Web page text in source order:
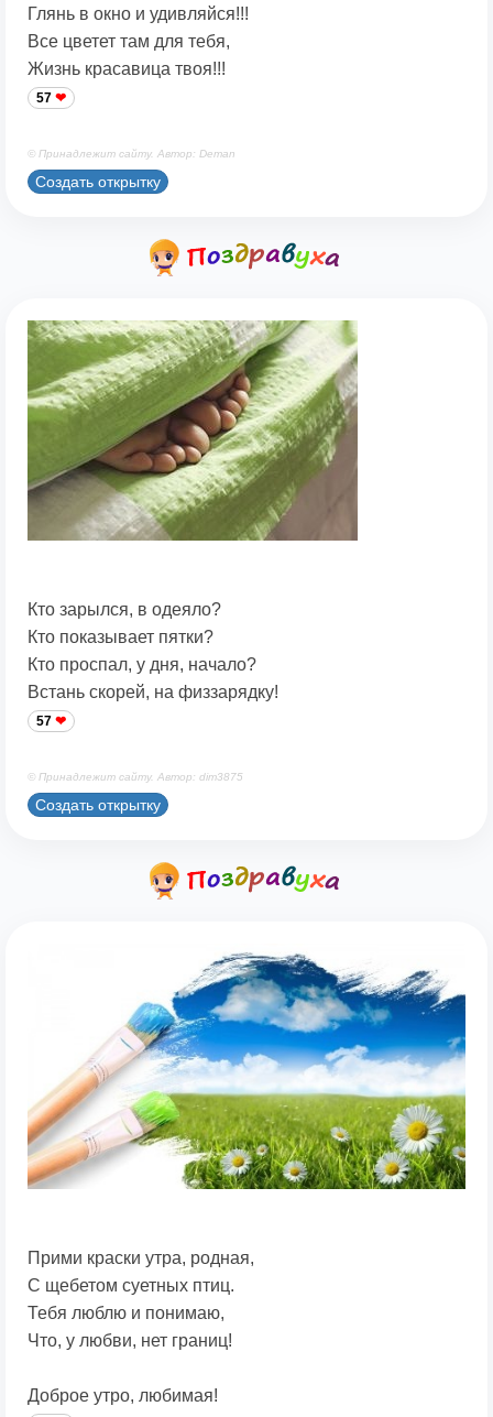
Глянь в окно и удивляйся!!!
Все цветет там для тебя,
Жизнь красавица твоя!!!
57
© Принадлежит сайту. Автор: Deman
Создать открытку
Кто зарылся, в одеяло?
Кто показывает пятки?
Кто проспал, у дня, начало?
Встань скорей, на физзарядку!
57
© Принадлежит сайту. Автор: dim3875
Создать открытку
Прими краски утра, родная,
С щебетом суетных птиц.
Тебя люблю и понимаю,
Что, у любви, нет границ!
Доброе утро, любимая!